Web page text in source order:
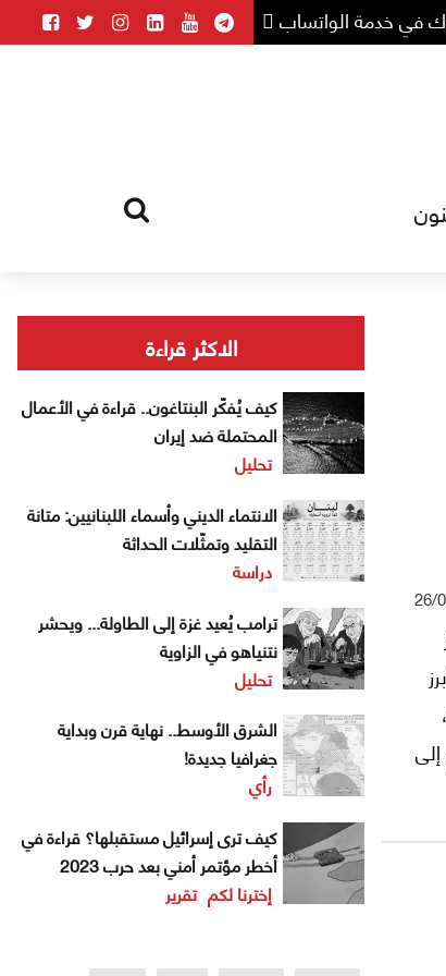
في خدمة الواتساب
26/
خصائص التيار المناهض للتدخل الخارجي داخل حركة MAGA،
الاكثر قراءة
كيف يُفكّر البنتاغون.. قراءة في الأعمال
المحتملة ضد إيران
تحليل
الانتماء الديني وأسماء اللبنانيين: متانة
التقليد وتمثّلات الحداثة
دراسة
ترامب يُعيد غزة إلى الطاولة... ويحشر
نتنياهو في الزاوية
تحليل
الشرق الأوسط.. نهاية قرن وبداية
جغرافيا جديدة!
رأي
كيف ترى إسرائيل مستقبلها؟ قراءة في
أخطر مؤتمر أمني بعد حرب 2023
إخترنا لكم تقرير